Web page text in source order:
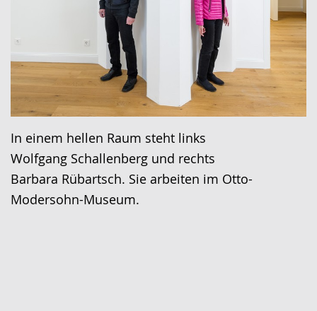
In einem hellen Raum steht links
Wolfgang Schallenberg und rechts
Barbara Rübartsch. Sie arbeiten im Otto-
Modersohn-Museum.